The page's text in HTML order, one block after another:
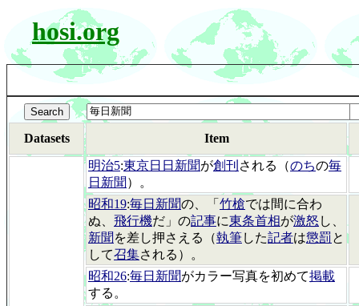
hosi.org
Datasets Item
明治5:東京日日新聞が創刊 される（のちの毎
日新聞 ）。
昭和19:毎日新聞の、「 竹槍では間に合わ
ぬ、 飛行機だ」の記事に東条首相が激怒 し、
新聞 を差し押さえる（執筆した記者は懲罰 と
して召集される）。
昭和26:毎日新聞がカラー写真を初めて掲載
する。